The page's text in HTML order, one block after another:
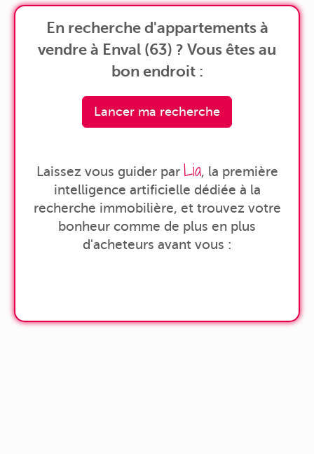
En recherche d'appartements à
vendre à Enval (63) ? Vous êtes au
bon endroit :
Lancer ma recherche
Laissez vous guider par Lia, la première
intelligence artificielle dédiée à la
recherche immobilière, et trouvez votre
bonheur comme de plus en plus
d'acheteurs avant vous :